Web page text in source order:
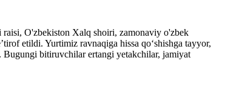
O'zbekiston Xalq shoiri, zamonaviy o'zbek
etildi. Yurtimiz ravnaqiga hissa qo‘shishga tayyor,
bitiruvchilar ertangi yetakchilar, jamiyat